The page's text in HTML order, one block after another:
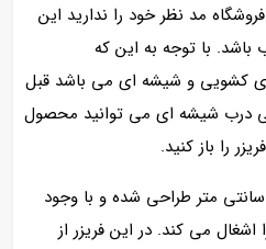
مد نظر خود را ندارید این
باشد. با توجه به این که
بستنی 350 لیتری کشویی و شیشه ای می باشد قبل
درب شیشه ای می توانید محصول
را باز کنید.
این فریزر با ابعاد 90×63×103 سانتی‌ متر طراحی شده و با وجود
اشغال می‌ کند. در این فریزر از